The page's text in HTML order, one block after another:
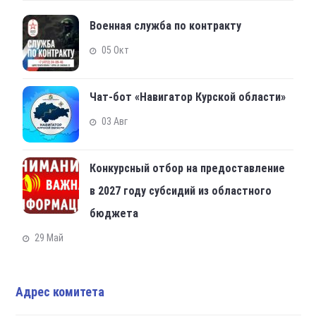
Военная служба по контракту
05 Окт
Чат-бот «Навигатор Курской области»
03 Авг
Конкурсный отбор на предоставление
в 2027 году субсидий из областного
бюджета
29 Май
Адрес комитета